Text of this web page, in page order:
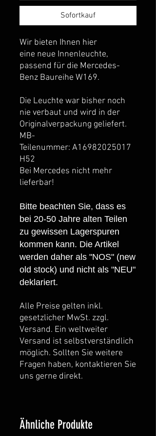
Sofortkauf
Wir bieten Ihnen hier
eine neue Innenleuchte,
passend für die Mercedes-
Benz Baureihe W169.
Die Leuchte war bisher noch
nie verbaut und wird in der
Originalverpackung geliefert.
MB-
Teilenummer: A16982025017
H52
Bei Mercedes nicht mehr
lieferbar!
Bitte beachten Sie, dass es
bei 20-50 Jahre alten Teilen
zu gewissen Lagerspuren
kommen kann. Die Artikel
werden daher als "NOS" (new
old stock) und nicht als "NEU"
deklariert.
Alle Preise gelten inkl.
gesetzlicher MwSt. zzgl.
Versand. Ein weltweiter
Versand ist selbstverständlich
möglich. Sollten Sie weitere
Fragen haben, kontaktieren Sie
uns gerne direkt.
Ähnliche Produkte